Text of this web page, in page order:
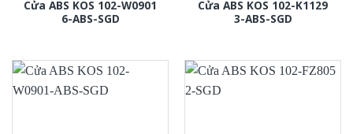
Cửa ABS KOS 102-W0901
6-ABS-SGD
Cửa ABS KOS 102-K1129
3-ABS-SGD